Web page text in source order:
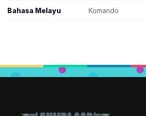
Bahasa Melayu Komando